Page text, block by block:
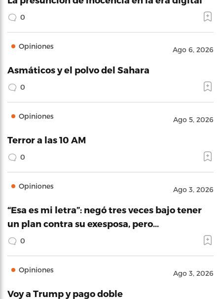
0
Opiniones Ago 6, 2026
Asmáticos y el polvo del Sahara
0
Opiniones Ago 5, 2026
Terror a las 10 AM
0
Opiniones Ago 3, 2026
“Esa es mi letra”: negó tres veces bajo tener
un plan contra su exesposa, pero…
0
Opiniones Ago 3, 2026
Voy a Trump y pago doble